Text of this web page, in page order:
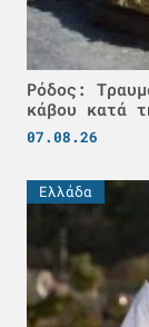
Ρόδος:
κάβου κατά
07.08.26
Ελλάδα